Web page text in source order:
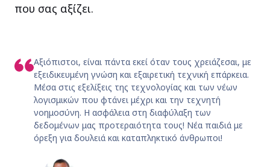
που σας αξίζει.
Αξιόπιστοι, είναι πάντα εκεί όταν τους χρειάζεσαι, με
εξειδικευμένη γνώση και εξαιρετική τεχνική επάρκεια.
Μέσα στις εξελίξεις της τεχνολογίας και των νέων
λογισμικών που φτάνει μέχρι και την τεχνητή
νοημοσύνη. Η ασφάλεια στη διαφύλαξη των
δεδομένων μας προτεραιότητα τους! Νέα παιδιά με
όρεξη για δουλειά και καταπληκτικό άνθρωποι!